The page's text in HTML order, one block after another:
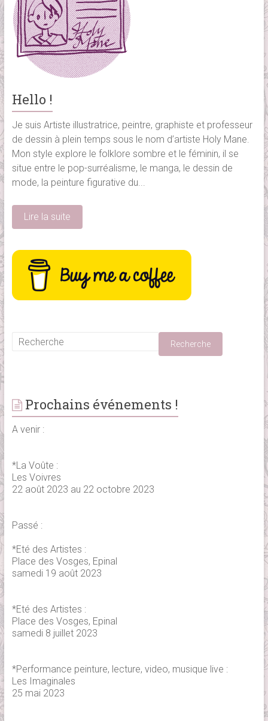
Hello !
Je suis Artiste illustratrice, peintre, graphiste et professeur
de dessin à plein temps sous le nom d’artiste Holy Mane.
Mon style explore le folklore sombre et le féminin, il se
situe entre le pop-surréalisme, le manga, le dessin de
mode, la peinture figurative du...
Lire la suite
Prochains événements !
A venir :
*La Voûte :
Les Voivres
22 août 2023 au 22 octobre 2023
Passé :
*Eté des Artistes :
Place des Vosges, Epinal
samedi 19 août 2023
*Eté des Artistes :
Place des Vosges, Epinal
samedi 8 juillet 2023
*Performance peinture, lecture, video, musique live :
Les Imaginales
25 mai 2023